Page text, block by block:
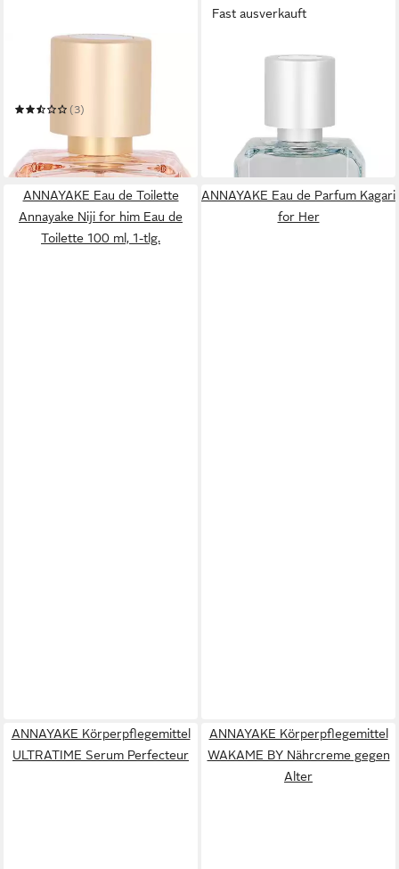
(3)
(659,90 €/ 1 l)
in 3-4 Werktagen bei dir
Fast ausverkauft
in 2-3 Werktagen bei dir
ANNAYAKE Eau de Toilette
Annayake Niji for him Eau de
Toilette 100 ml, 1-tlg.
ANNAYAKE Eau de Parfum Kagari
for Her
ANNAYAKE Körperpflegemittel
ULTRATIME Serum Perfecteur
ANNAYAKE Körperpflegemittel
WAKAME BY Nährcreme gegen
Alter